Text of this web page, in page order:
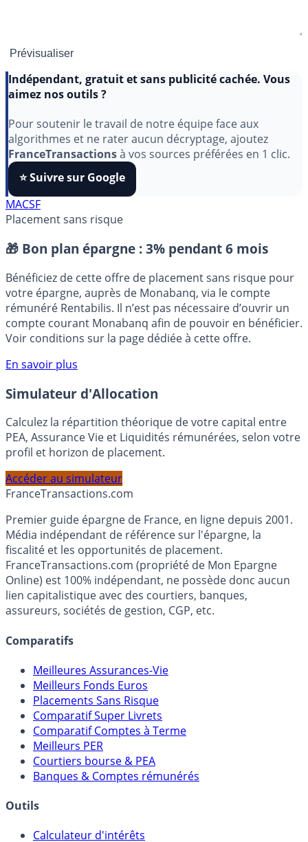
aimez nos outils ?
Pour soutenir le travail de notre équipe face aux
algorithmes et ne rater aucun décryptage, ajoutez
FranceTransactionsà vos sources préférées en 1 clic.
⭐️ Suivre sur Google
Placement sans risque
🎁 Bon plan épargne : 3% pendant 6 mois
Bénéficiez de cette offre de placement sans risque pour
votre épargne, auprès de Monabanq, via le compte
rémunéré Rentabilis. Il n’est pas nécessaire d’ouvrir un
Voir conditions sur la page dédiée à cette offre.
En savoir plus
Simulateur d'Allocation
Calculez la répartition théorique de votre capital entre
profil et horizon de placement.
FranceTransactions.com
Premier guide épargne de France, en ligne depuis 2001.
Média indépendant de référence sur l'épargne, la
fiscalité et les opportunités de placement.
FranceTransactions.com (propriété de Mon Epargne
Online) est 100% indépendant, ne possède donc aucun
assureurs, sociétés de gestion, CGP, etc.
Comparatifs
Meilleures Assurances-Vie
Meilleurs Fonds Euros
Placements Sans Risque
Comparatif Super Livrets
Comparatif Comptes à Terme
Meilleurs PER
Banques & Comptes rémunérés
Outils